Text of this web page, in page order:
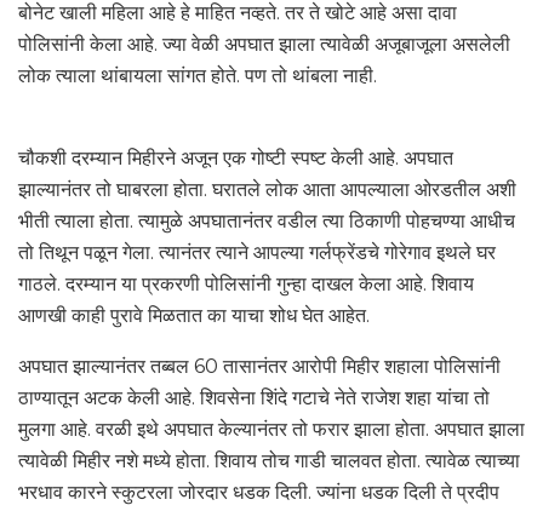
बोनेट खाली महिला आहे हे माहित नव्हते. तर ते खोटे आहे असा दावा
पोलिसांनी केला आहे. ज्या वेळी अपघात झाला त्यावेळी अजूबाजूला असलेली
लोक त्याला थांबायला सांगत होते. पण तो थांबला नाही.
चौकशी दरम्यान मिहीरने अजून एक गोष्टी स्पष्ट केली आहे. अपघात
झाल्यानंतर तो घाबरला होता. घरातले लोक आता आपल्याला ओरडतील अशी
भीती त्याला होता. त्यामुळे अपघातानंतर वडील त्या ठिकाणी पोहचण्या आधीच
तो तिथून पळून गेला. त्यानंतर त्याने आपल्या गर्लफ्रेंडचे गोरेगाव इथले घर
गाठले. दरम्यान या प्रकरणी पोलिसांनी गुन्हा दाखल केला आहे. शिवाय
आणखी काही पुरावे मिळतात का याचा शोध घेत आहेत.
अपघात झाल्यानंतर तब्बल 60 तासानंतर आरोपी मिहीर शहाला पोलिसांनी
ठाण्यातून अटक केली आहे. शिवसेना शिंदे गटाचे नेते राजेश शहा यांचा तो
मुलगा आहे. वरळी इथे अपघात केल्यानंतर तो फरार झाला होता. अपघात झाला
त्यावेळी मिहीर नशे मध्ये होता. शिवाय तोच गाडी चालवत होता. त्यावेळ त्याच्या
भरधाव कारने स्कुटरला जोरदार धडक दिली. ज्यांना धडक दिली ते प्रदीप